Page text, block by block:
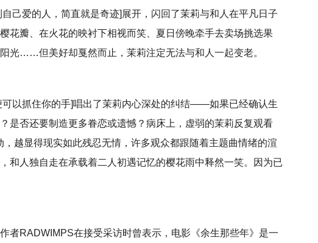
己爱的人，简直就是奇迹]展开，闪回了茉莉与和人在平凡日子
瓣、在火花的映衬下相视而笑、夏日傍晚牵手去卖场挑选果
光……但美好却戛然而止，茉莉注定无法与和人一起变老。
以抓住你的手]唱出了茉莉内心深处的纠结——如果已经确认生
是否还要制造更多眷恋或遗憾？病床上，虚弱的茉莉反复观看
越显得现实如此残忍无情，许多观众都跟随着主题曲情绪的渲
和人独自走在承载着二人初遇记忆的樱花雨中释然一笑。因为已
者RADWIMPS在接受采访时曾表示，电影《余生那些年》是一